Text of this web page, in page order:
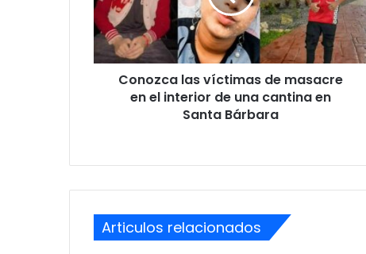
en
el
interior
de
Conozca las víctimas de masacre
en el interior de una cantina en
Santa Bárbara
Articulos relacionados